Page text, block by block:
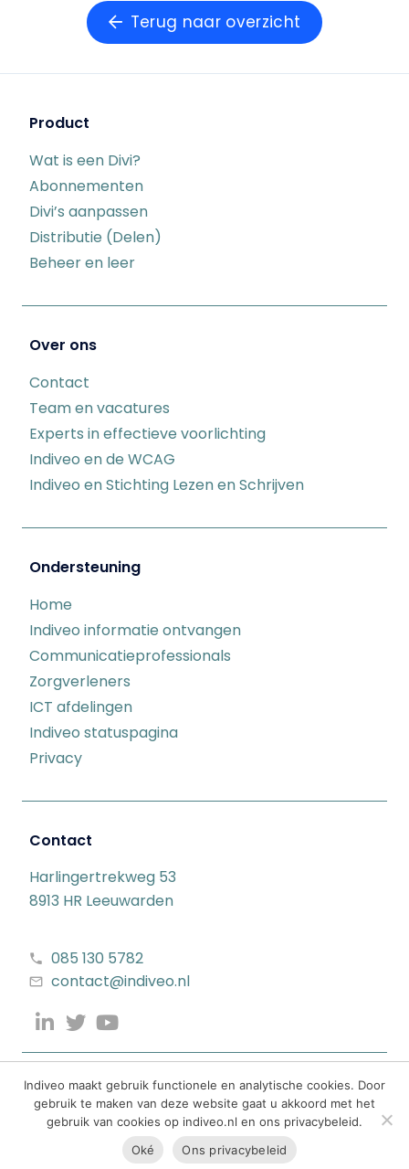
Terug naar overzicht
Product
Wat is een Divi?
Abonnementen
Divi’s aanpassen
Distributie (Delen)
Beheer en leer
Over ons
Contact
Team en vacatures
Experts in effectieve voorlichting
Indiveo en de WCAG
Indiveo en Stichting Lezen en Schrijven
Ondersteuning
Home
Indiveo informatie ontvangen
Communicatieprofessionals
Zorgverleners
ICT afdelingen
Indiveo statuspagina
Privacy
Contact
Harlingertrekweg 53
8913 HR Leeuwarden
085 130 5782
contact@indiveo.nl
Indiveo maakt gebruik functionele en analytische cookies. Door
gebruik te maken van deze website gaat u akkoord met het
gebruik van cookies op indiveo.nl en ons privacybeleid.
Oké
Ons privacybeleid